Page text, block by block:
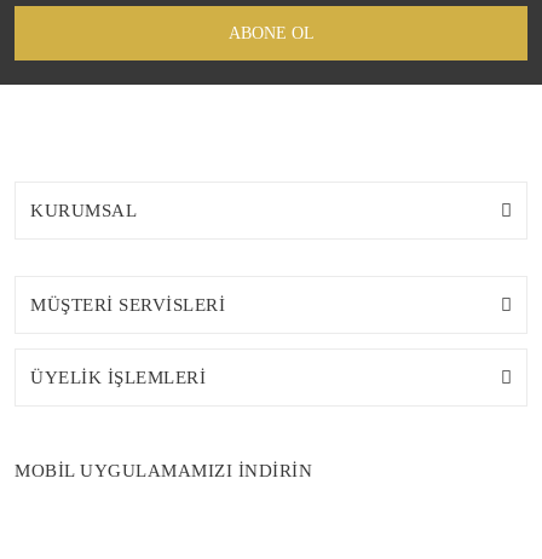
ABONE OL
KURUMSAL
MÜŞTERİ SERVİSLERİ
ÜYELİK İŞLEMLERİ
MOBİL UYGULAMAMIZI İNDİRİN